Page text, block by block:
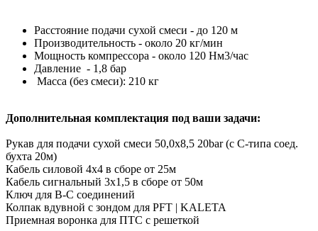
Расстояние подачи сухой смеси - до 120 м
Производительность - около 20 кг/мин
Мощность компрессора - около 120 Нм3/час
Давление - 1,8 бар
Масса (без смеси): 210 кг
Дополнительная комплектация под ваши задачи:
Рукав для подачи сухой смеси 50,0х8,5 20bar (с С-типа соед.
бухта 20м)
Кабель силовой 4х4 в сборе от 25м
Кабель сигнальный 3х1,5 в сборе от 50м
Ключ для B-C соединений
Колпак вдувной с зондом для PFT | KALETA
Приемная воронка для ПТС с решеткой